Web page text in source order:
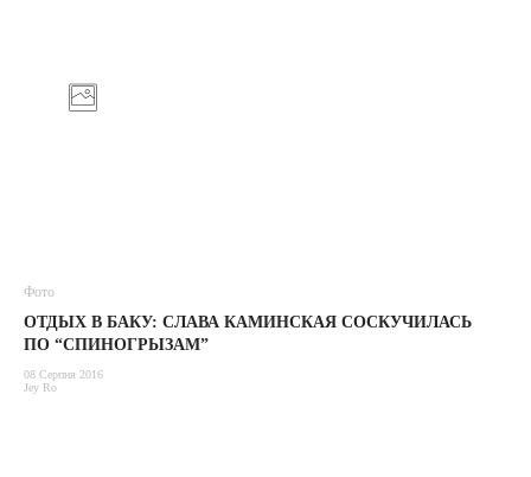
Фото
ОТДЫХ В БАКУ: СЛАВА КАМИНСКАЯ СОСКУЧИЛАСЬ
ПО “СПИНОГРЫЗАМ”
08 Серпня 2016
Jey Ro